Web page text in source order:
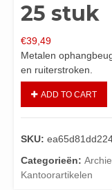
25 stuk
€39,49
Metalen
en ruiterstroken.
ADD TO CART
SKU:
Categorieën:
Kantoorartikelen